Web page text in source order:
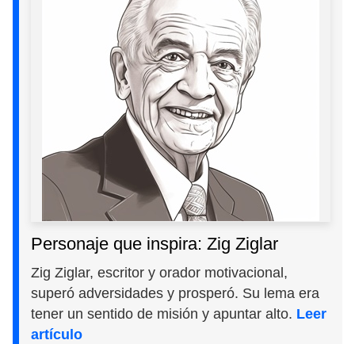
Personaje que inspira: Zig Ziglar
Zig Ziglar, escritor y orador motivacional,
superó adversidades y prosperó. Su lema era
tener un sentido de misión y apuntar alto. Leer
artículo